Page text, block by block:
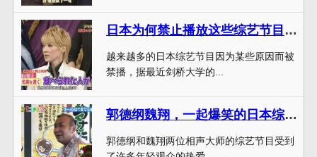
日本为何禁止播放这些综艺节目？看看剑桥大学的研究报告
越来越多的日本综艺节目因为某些原因而被
禁播，据最近剑桥大学的...
郭德纲魏翔，一起爆笑的日本综艺节目都是这个套路？
郭德纲和魏翔两位相声大师的综艺节目受到